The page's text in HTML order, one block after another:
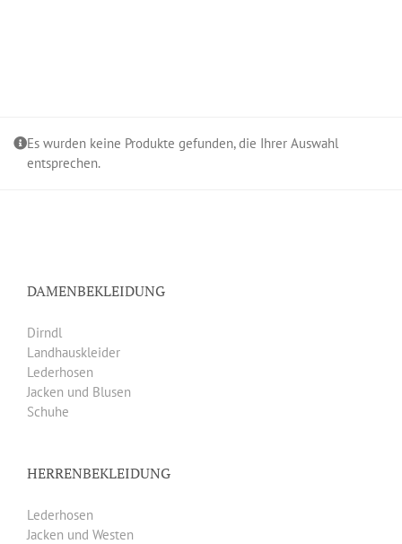
Es wurden keine Produkte gefunden, die Ihrer Auswahl
entsprechen.
DAMENBEKLEIDUNG
Dirndl
Landhauskleider
Lederhosen
Jacken und Blusen
Schuhe
HERRENBEKLEIDUNG
Lederhosen
Jacken und Westen